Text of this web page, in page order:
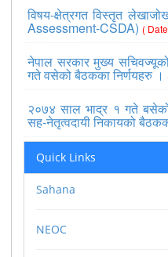
विषय-क्षेत्रगत विस्तृत
Assessment-CSDA) (
नेपाल सरकार मुख्य
गते वसेको बैठकका निर्णयहरु ।
२०७४ साल भाद्र १ गते बसेको
सह-नेतृत्वदायी निकायको
Quick Links
Sahana
NEOC